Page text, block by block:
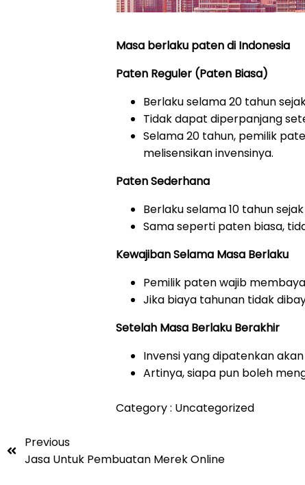
Masa berlaku paten di Indonesia
Paten Reguler (Paten Biasa)
Berlaku selama 20 tahun
Tidak dapat diperpanjang
Selama 20 tahun, pemilik
melisensikan invensinya.
Paten Sederhana
Berlaku selama 10 tahun
Sama seperti paten biasa,
Kewajiban Selama Masa Berlaku
Pemilik paten wajib
Jika biaya tahunan tidak
Setelah Masa Berlaku Berakhir
Invensi yang dipatenkan
Artinya, siapa pun boleh
Category : Uncategorized
Previous
Jasa Untuk Pembuatan Merek Online